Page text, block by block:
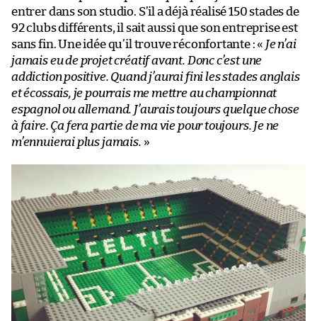
entrer dans son studio. S’il a déjà réalisé 150 stades de
92 clubs différents, il sait aussi que son entreprise est
sans fin. Une idée qu’il trouve réconfortante : « Je n’ai
jamais eu de projet créatif avant. Donc c’est une
addiction positive. Quand j’aurai fini les stades anglais
et écossais, je pourrais me mettre au championnat
espagnol ou allemand. J’aurais toujours quelque chose
à faire. Ça fera partie de ma vie pour toujours. Je ne
m’ennuierai plus jamais. »